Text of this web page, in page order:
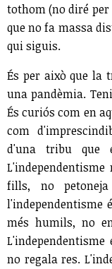
tothom (no diré
que no fa massa
qui siguis.
És per això que la
una pandèmia.
És curiós com en
com
d'una tribu que
fills, no
l'independentisme
més humils, no
no regala res.